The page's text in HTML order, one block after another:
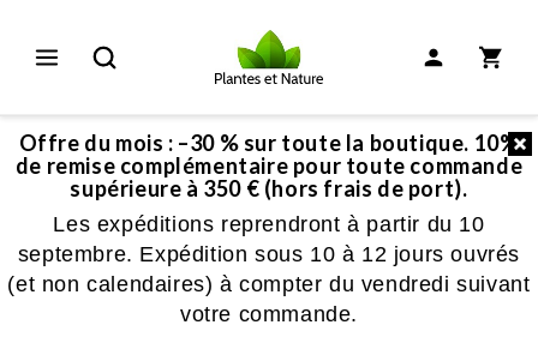
Offre du mois : –30 % sur toute la boutique. 10%
de remise complémentaire pour toute commande
supérieure à 350 € (hors frais de port).
Les expéditions reprendront à partir du 10
septembre. Expédition sous 10 à 12 jours ouvrés
(et non calendaires) à compter du vendredi suivant
votre commande.